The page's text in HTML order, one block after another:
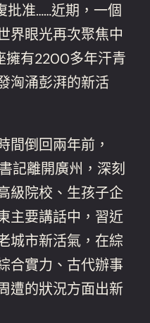
批准……近期，一個
界眼光再次聚焦中
有2200多年汗青
洶涌彭湃的新活
間倒回兩年前，
記離開廣州，深刻
級院校、生孩子企
主要講話中，習近
城市新活氣，在綜
合實力、古代辦事
遭的狀況方面出新